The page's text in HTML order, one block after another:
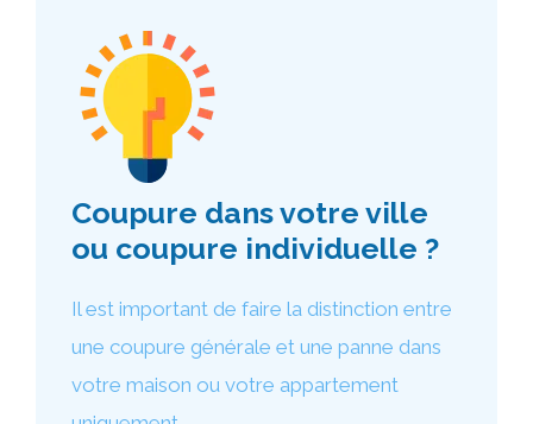
Coupure dans votre ville
ou coupure individuelle ?
Il est important de faire la distinction entre
une coupure générale et une panne dans
votre maison ou votre appartement